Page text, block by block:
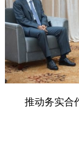
推动务实合作